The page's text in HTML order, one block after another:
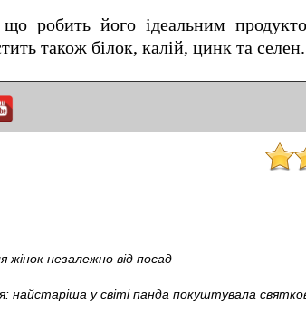
робить його ідеальним
також білок, калій, цинк та селен.
жінок незалежно від посад
найстаріша у світі панда покуштувала